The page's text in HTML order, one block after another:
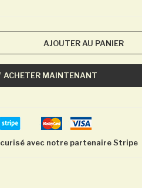
AJOUTER AU PANIER
ACHETER MAINTENANT
avec notre partenaire Stripe